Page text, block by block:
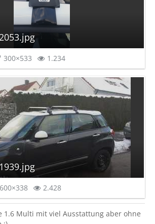
300×533 1.234
600×338 2.428
1.6 Multi mit viel Ausstattung aber ohne